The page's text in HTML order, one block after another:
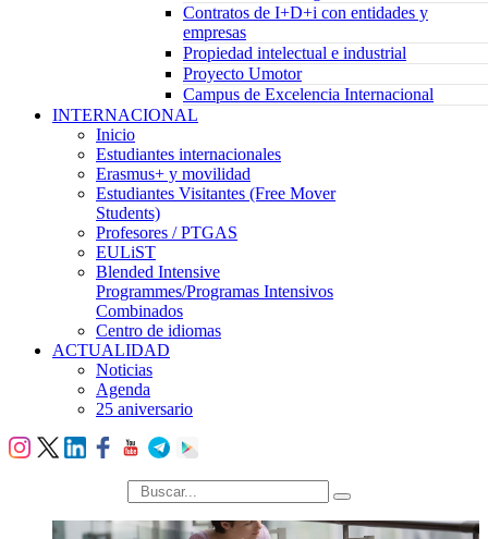
Contratos de I+D+i con entidades y
empresas
Propiedad intelectual e industrial
Proyecto Umotor
Campus de Excelencia Internacional
INTERNACIONAL
Inicio
Estudiantes internacionales
Erasmus+ y movilidad
Estudiantes Visitantes (Free Mover
Students)
Profesores / PTGAS
EULiST
Blended Intensive
Programmes/Programas Intensivos
Combinados
Centro de idiomas
ACTUALIDAD
Noticias
Agenda
25 aniversario
búsqueda